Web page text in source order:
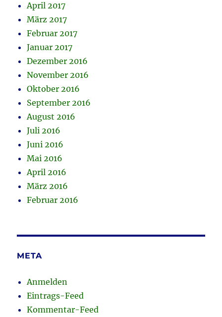
April 2017
März 2017
Februar 2017
Januar 2017
Dezember 2016
November 2016
Oktober 2016
September 2016
August 2016
Juli 2016
Juni 2016
Mai 2016
April 2016
März 2016
Februar 2016
META
Anmelden
Eintrags-Feed
Kommentar-Feed